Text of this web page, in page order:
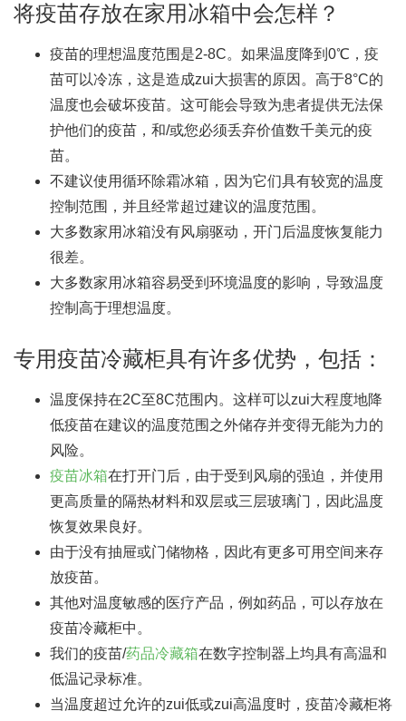
将疫苗存放在家用冰箱中会怎样？
疫苗的理想温度范围是2-8C。如果温度降到0℃，疫
苗可以冷冻，这是造成zui大损害的原因。高于8°C的
温度也会破坏疫苗。这可能会导致为患者提供无法保
护他们的疫苗，和/或您必须丢弃价值数千美元的疫
苗。
不建议使用循环除霜冰箱，因为它们具有较宽的温度
控制范围，并且经常超过建议的温度范围。
大多数家用冰箱没有风扇驱动，开门后温度恢复能力
很差。
大多数家用冰箱容易受到环境温度的影响，导致温度
控制高于理想温度。
专用疫苗冷藏柜具有许多优势，包括：
温度保持在2C至8C范围内。这样可以zui大程度地降
低疫苗在建议的温度范围之外储存并变得无能为力的
风险。
疫苗冰箱在打开门后，由于受到风扇的强迫，并使用
更高质量的隔热材料和双层或三层玻璃门，因此温度
恢复效果良好。
由于没有抽屉或门储物格，因此有更多可用空间来存
放疫苗。
其他对温度敏感的医疗产品，例如药品，可以存放在
疫苗冷藏柜中。
我们的疫苗/药品冷藏箱在数字控制器上均具有高温和
低温记录标准。
当温度超过允许的zui低或zui高温度时，疫苗冷藏柜将